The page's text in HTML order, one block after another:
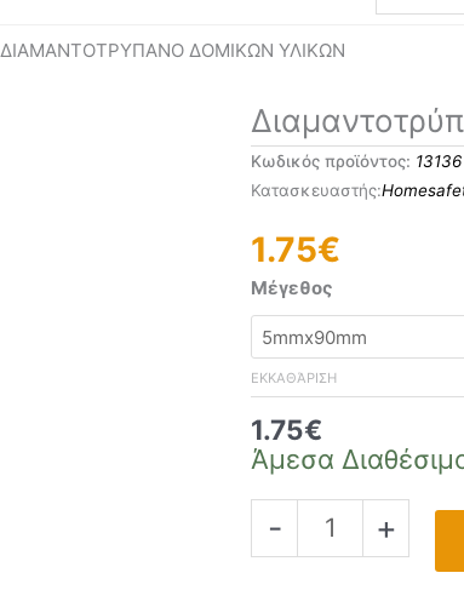
ΔΙΑΜΑΝΤΟΤΡΎΠΑΝΟ ΔΟΜΙΚΏΝ ΥΛΙΚΏΝ
Κωδικός προϊόντος: 13136
1.75€
Μέγεθος
ΕΚΚΑΘΆΡΙΣΗ
1.75€
Άμεσα
-
Διαμαντοτρύπανο
Δομικών
Υλικών
ποσότητα
+